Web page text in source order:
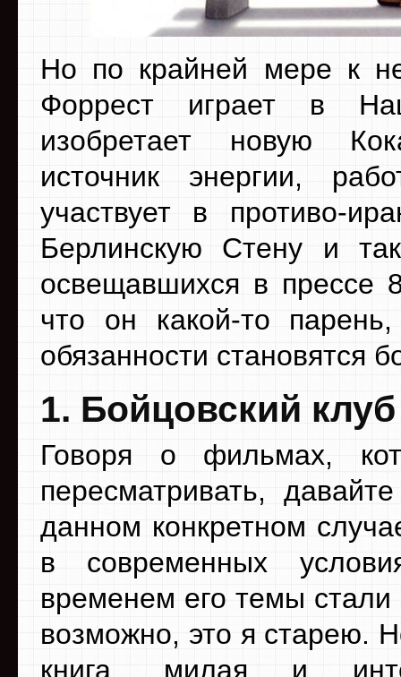
Но по крайней мере к
Форрест играет в
изобретает новую
источник энергии,
участвует в противо-
Берлинскую Стену и
освещавшихся в прессе
что он какой-то
обязанности становятся
1. Бойцовский клуб
Говоря о фильмах,
пересматривать,
данном конкретном
в современных
временем его темы
возможно, это я старею.
книга, милая и